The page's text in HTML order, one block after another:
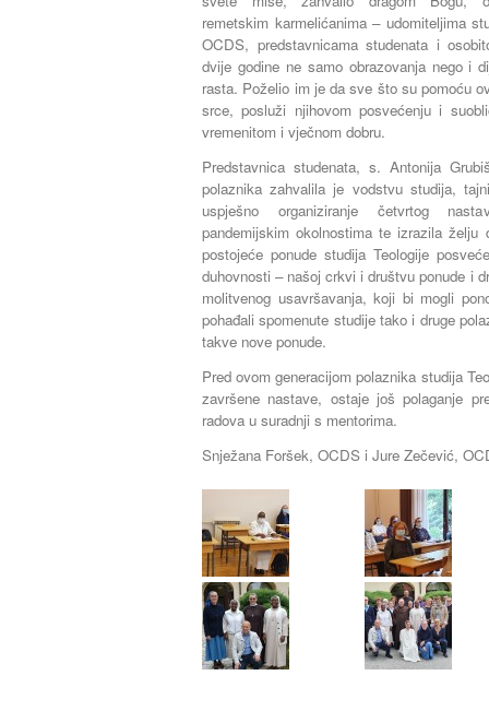
remetskim karmelićanima – udomiteljima
OCDS, predstavnicama studenata i
dvije godine ne samo obrazovanja nego i
rasta. Poželio im je da sve što su pomoću
srce, posluži njihovom posvećenju i
vremenitom i vječnom dobru.
Predstavnica studenata, s. Antonija
polaznika zahvalila je vodstvu studija,
uspješno organiziranje četvrtog
pandemijskim okolnostima te izrazila
postojeće ponude studija Teologije
duhovnosti – našoj crkvi i društvu ponude i
molitvenog usavršavanja, koji bi mogli
pohađali spomenute studije tako i druge
takve nove ponude.
Pred ovom generacijom polaznika studija
završene nastave, ostaje još polaganje
radova u suradnji s mentorima.
Snježana Foršek, OCDS i Jure Zečević,